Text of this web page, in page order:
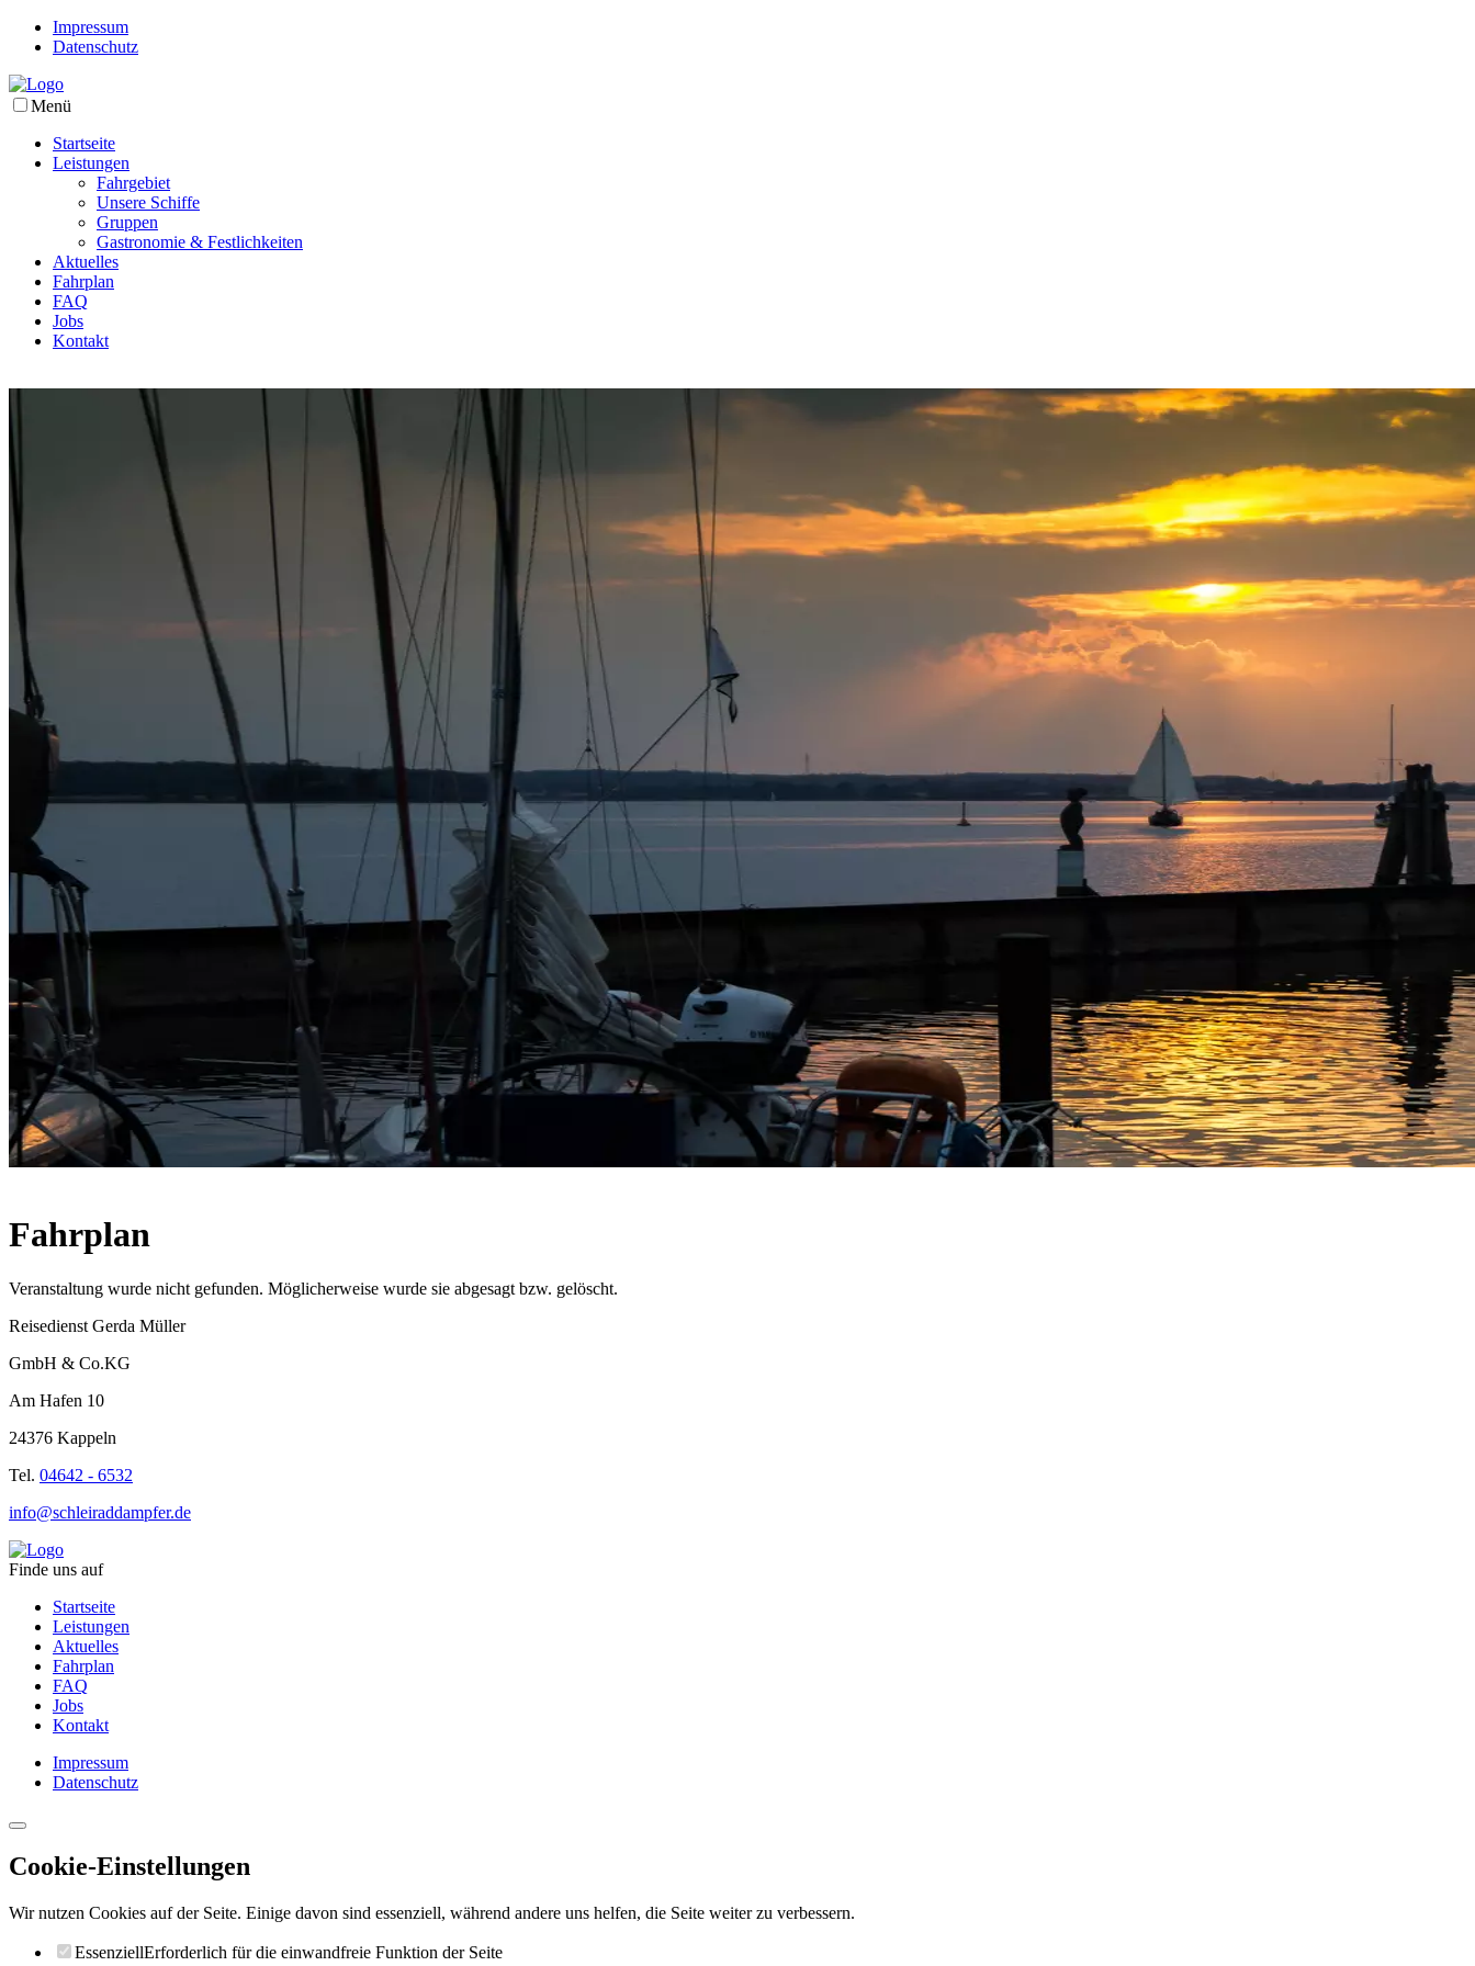
Impressum
Datenschutz
Menü
Startseite
Leistungen
Fahrgebiet
Unsere Schiffe
Gruppen
Gastronomie & Festlichkeiten
Aktuelles
Fahrplan
FAQ
Jobs
Kontakt
Fahrplan
Veranstaltung wurde nicht gefunden. Möglicherweise wurde sie abgesagt bzw. gelöscht.
Reisedienst Gerda Müller
GmbH & Co.KG
Am Hafen 10
24376 Kappeln
Tel. 04642 - 6532
info@schleiraddampfer.de
Finde uns auf
Startseite
Leistungen
Aktuelles
Fahrplan
FAQ
Jobs
Kontakt
Impressum
Datenschutz
Cookie-Einstellungen
Wir nutzen Cookies auf der Seite. Einige davon sind essenziell, während andere uns helfen, die Seite weiter zu verbessern.
EssenziellErforderlich für die einwandfreie Funktion der Seite